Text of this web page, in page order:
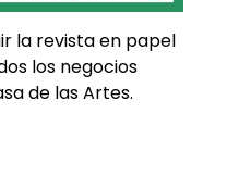
la revista en papel
los negocios
de las Artes.